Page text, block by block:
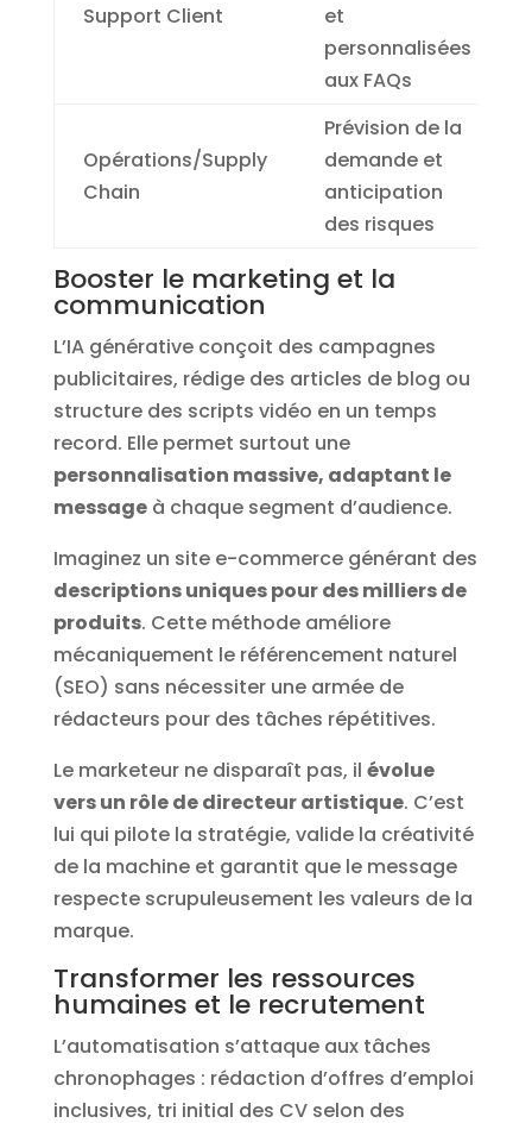
Support Client
et
personnalisées
aux FAQs
Opérations/Supply
Chain
Prévision de la
demande et
anticipation
des risques
Booster le marketing et la
communication
L’IA générative conçoit des campagnes
publicitaires, rédige des articles de blog ou
structure des scripts vidéo en un temps
record. Elle permet surtout une
personnalisation massive, adaptant le
messageà chaque segment d’audience.
Imaginez un site e-commerce générant des
descriptions uniques pour des milliers de
produits. Cette méthode améliore
mécaniquement le référencement naturel
(SEO) sans nécessiter une armée de
rédacteurs pour des tâches répétitives.
Le marketeur ne disparaît pas, il évolue
vers un rôle de directeur artistique. C’est
lui qui pilote la stratégie, valide la créativité
de la machine et garantit que le message
respecte scrupuleusement les valeurs de la
marque.
Transformer les ressources
humaines et le recrutement
L’automatisation s’attaque aux tâches
chronophages : rédaction d’offres d’emploi
inclusives, tri initial des CV selon des